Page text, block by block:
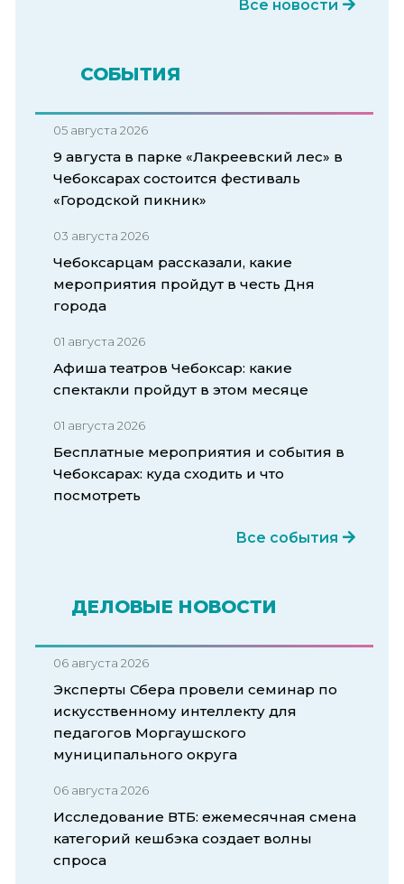
Все новости
СОБЫТИЯ
05 августа 2026
9 августа в парке «Лакреевский лес» в
Чебоксарах состоится фестиваль
«Городской пикник»
03 августа 2026
Чебоксарцам рассказали, какие
мероприятия пройдут в честь Дня
города
01 августа 2026
Афиша театров Чебоксар: какие
спектакли пройдут в этом месяце
01 августа 2026
Бесплатные мероприятия и события в
Чебоксарах: куда сходить и что
посмотреть
Все события
ДЕЛОВЫЕ НОВОСТИ
06 августа 2026
Эксперты Сбера провели семинар по
искусственному интеллекту для
педагогов Моргаушского
муниципального округа
06 августа 2026
Исследование ВТБ: ежемесячная смена
категорий кешбэка создает волны
спроса